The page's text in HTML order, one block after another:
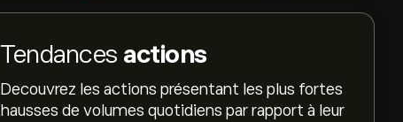
Tendances actions
Decouvrez les actions présentant les plus fortes
hausses de volumes quotidiens par rapport à leur